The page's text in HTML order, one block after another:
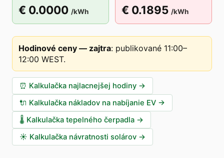
€ 0.0000 /kWh € 0.1895 /kWh
Hodinové ceny — zajtra: publikované 11:00–
12:00 WEST.
⏰ Kalkulačka najlacnejšej hodiny →
🔌 Kalkulačka nákladov na nabíjanie EV →
🌡️ Kalkulačka tepelného čerpadla →
☀️ Kalkulačka návratnosti solárov →